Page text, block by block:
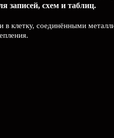
записей, схем и таблиц.
клетку, соединёнными